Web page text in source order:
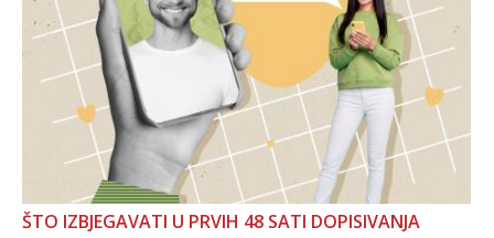
ŠTO IZBJEGAVATI U PRVIH 48 SATI DOPISIVANJA